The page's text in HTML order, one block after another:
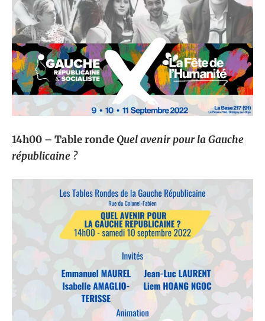
14h00 – Table ronde Quel avenir pour la Gauche
républicaine ?